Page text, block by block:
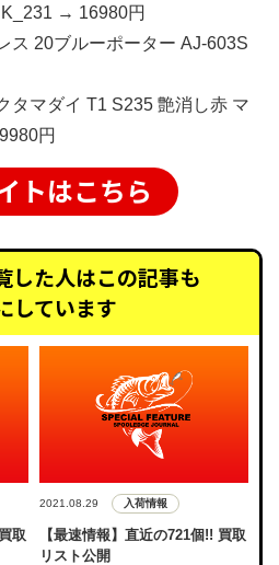
→ 16980円
ス 20ブルーポーター AJ-603S
タマダイ T1 S235 艶消し赤 マ
円
トはこちら
した人はこの記事も
しています
取
2021.08.29 入荷情報
【最速情報】直近の721個!! 買取
リスト公開